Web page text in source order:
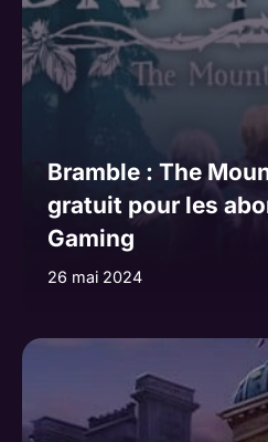
Bramble : The
gratuit pour les
Gaming
26 mai 2024